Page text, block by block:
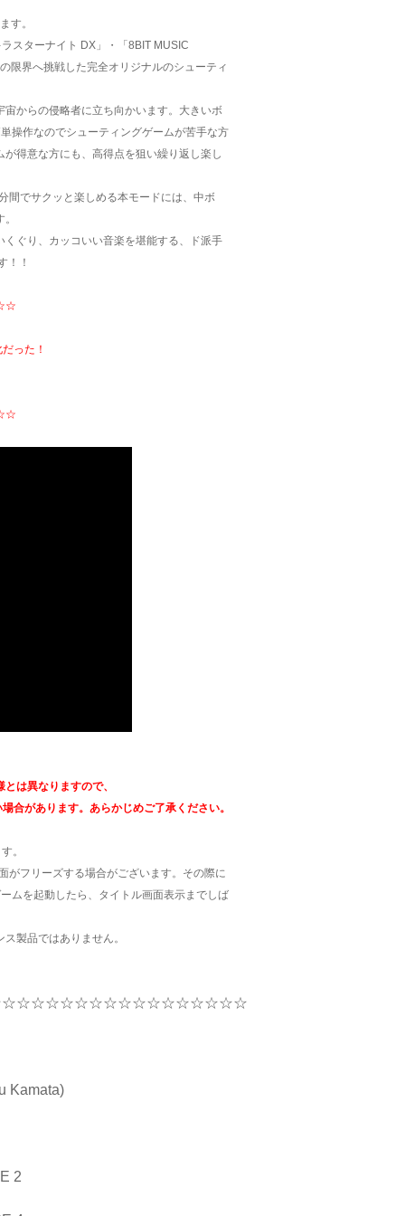
す。
スターナイト DX」・「8BIT MUSIC
限界へ挑戦した完全オリジナルのシューティ
からの侵略者に立ち向かいます。大きいボ
操作なのでシューティングゲームが苦手な方
得意な方にも、高得点を狙い繰り返し楽し
間でサクッと楽しめる本モードには、中ボ
ぐり、カッコいい音楽を堪能する、ド派手
！！
った！
は異なりますので、
合があります。あらかじめご了承ください。
。
フリーズする場合がございます。その際に
ムを起動したら、タイトル画面表示までしば
製品ではありません。
Kamata)
2